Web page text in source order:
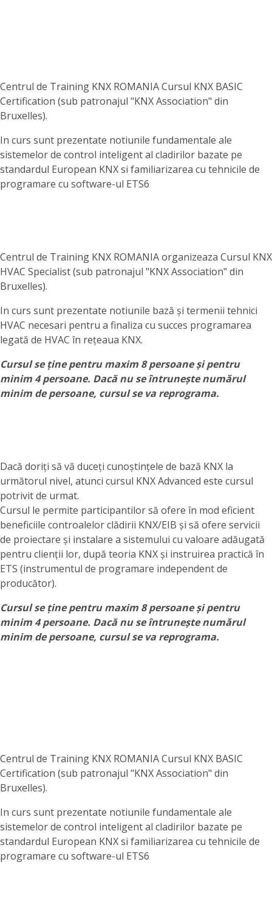
Centrul de Training KNX ROMANIA Cursul KNX BASIC
Certification (sub patronajul "KNX Association" din
Bruxelles).
In curs sunt prezentate notiunile fundamentale ale
sistemelor de control inteligent al cladirilor bazate pe
standardul European KNX si familiarizarea cu tehnicile de
programare cu software-ul ETS6
Centrul de Training KNX ROMANIA organizeaza Cursul KNX
HVAC Specialist (sub patronajul "KNX Association" din
Bruxelles).
In curs sunt prezentate notiunile bază și termenii tehnici
HVAC necesari pentru a finaliza cu succes programarea
legată de HVAC în rețeaua KNX.
Cursul se ține pentru maxim 8 persoane și pentru
minim 4 persoane. Dacă nu se întrunește numărul
minim de persoane, cursul se va reprograma.
Dacă doriți să vă duceți cunoștințele de bază KNX la
următorul nivel, atunci cursul KNX Advanced este cursul
potrivit de urmat.
Cursul le permite participantilor să ofere în mod eficient
beneficiile controalelor clădirii KNX/EIB și să ofere servicii
de proiectare și instalare a sistemului cu valoare adăugată
pentru clienții lor, după teoria KNX și instruirea practică în
ETS (instrumentul de programare independent de
producător).
Cursul se ține pentru maxim 8 persoane și pentru
minim 4 persoane. Dacă nu se întrunește numărul
minim de persoane, cursul se va reprograma.
Centrul de Training KNX ROMANIA Cursul KNX BASIC
Certification (sub patronajul "KNX Association" din
Bruxelles).
In curs sunt prezentate notiunile fundamentale ale
sistemelor de control inteligent al cladirilor bazate pe
standardul European KNX si familiarizarea cu tehnicile de
programare cu software-ul ETS6